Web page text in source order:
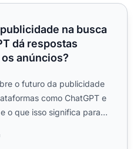
na busca por IA? Se o
na busca
dá respostas
anúncios?
o futuro da publicidade
como ChatGPT e
o que isso significa para